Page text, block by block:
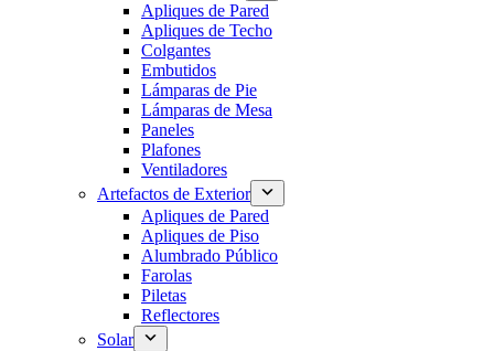
Apliques de Pared
Apliques de Techo
Colgantes
Embutidos
Lámparas de Pie
Lámparas de Mesa
Paneles
Plafones
Ventiladores
Artefactos de Exterior
Apliques de Pared
Apliques de Piso
Alumbrado Público
Farolas
Piletas
Reflectores
Solar